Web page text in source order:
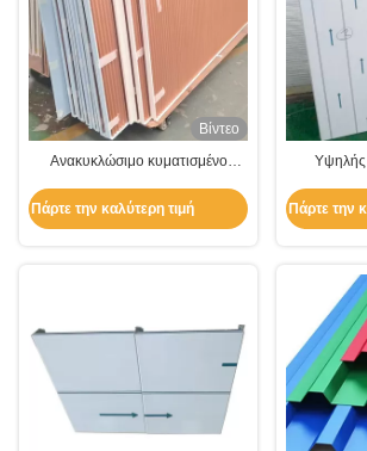
Βίντεο
Ανακυκλώσιμο κυματισμένο
Προσαρμοσμένο μήκος
Πάρτε την καλύτερη τιμή
Υψηλής
Πάρτε την